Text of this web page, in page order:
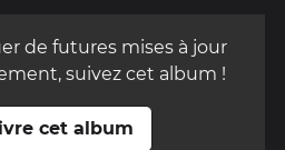
de futures mises à jour
suivez cet album !
cet album